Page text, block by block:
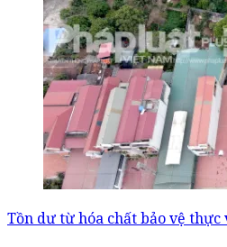
Tồn dư từ hóa chất bảo vệ